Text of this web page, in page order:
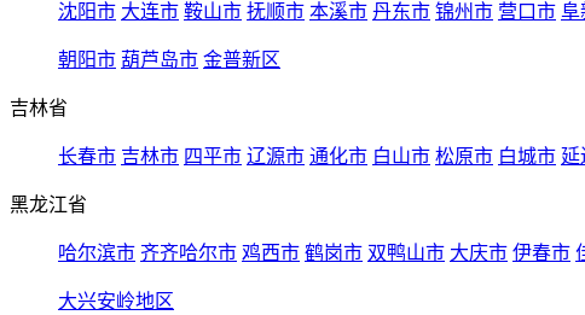
沈阳市 大连市 鞍山市 抚顺市 本溪市 丹东市 锦州市 营口市 阜
朝阳市 葫芦岛市 金普新区
吉林省
长春市 吉林市 四平市 辽源市 通化市 白山市 松原市 白城市 延
黑龙江省
哈尔滨市 齐齐哈尔市 鸡西市 鹤岗市 双鸭山市 大庆市 伊春市
大兴安岭地区